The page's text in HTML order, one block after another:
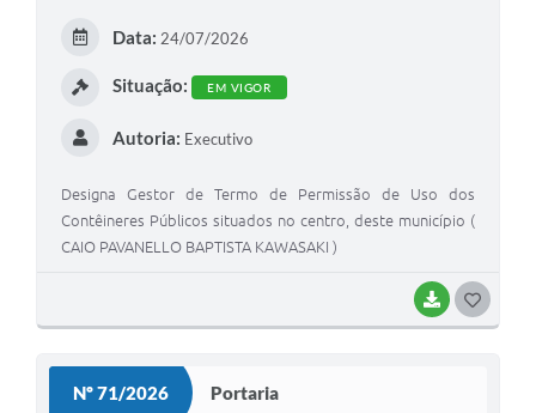
BAIXAR
Data: 24/07/2026
Situação: EM VIGOR
Autoria: Executivo
Designa Gestor de Termo de Permissão de Uso dos
Contêineres Públicos situados no centro, deste município (
CAIO PAVANELLO BAPTISTA KAWASAKI )
Nº 71/2026 Portaria